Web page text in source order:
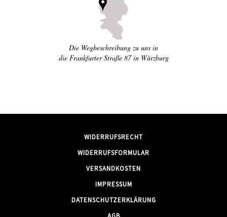
Die Wegbeschreibung zu uns in
die Frankfurter Straße 87 in Würzburg
WIDERRUFSRECHT
WIDERRUFSFORMULAR
VERSANDKOSTEN
IMPRESSUM
DATENSCHUTZERKLÄRUNG